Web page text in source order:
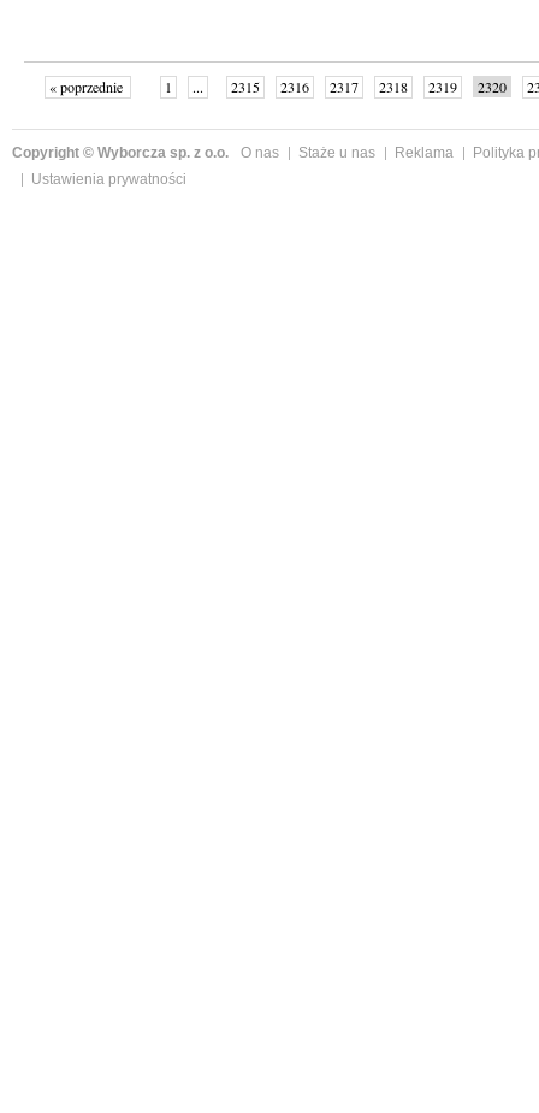
« poprzednie 1 ... 2315 2316 2317 2318 2319 2320
Copyright © Wyborcza sp. z o.o. O nas Staże u nas Reklama
Polityka
Ustawienia prywatności